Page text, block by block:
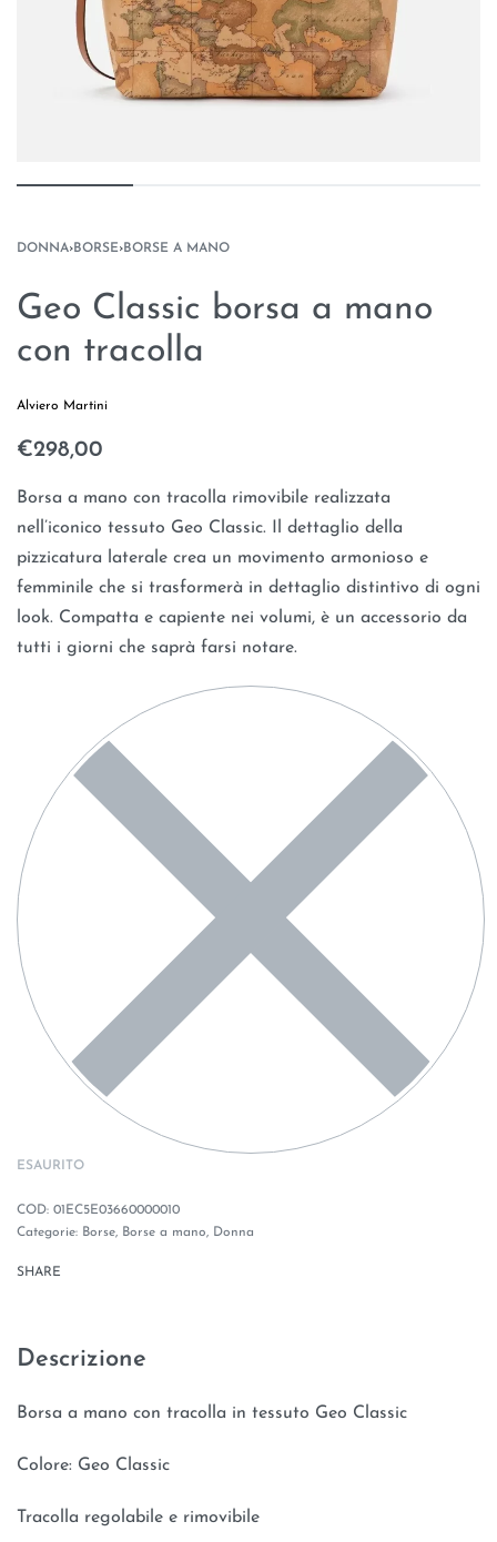
DONNA›BORSE›BORSE A MANO
Geo Classic borsa a mano
con tracolla
Alviero Martini
€298,00
Borsa a mano con tracolla rimovibile realizzata
nell’iconico tessuto Geo Classic. Il dettaglio della
pizzicatura laterale crea un movimento armonioso e
femminile che si trasformerà in dettaglio distintivo di ogni
look. Compatta e capiente nei volumi, è un accessorio da
tutti i giorni che saprà farsi notare.
ESAURITO
01EC5E03660000010
Categorie: Borse, Borse a mano, Donna
SHARE
Descrizione
Borsa a mano con tracolla in tessuto Geo Classic
Colore: Geo Classic
Tracolla regolabile e rimovibile